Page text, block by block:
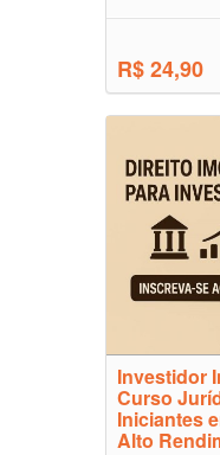
R$ 24,90
Investidor
Curso
Iniciantes
Alto